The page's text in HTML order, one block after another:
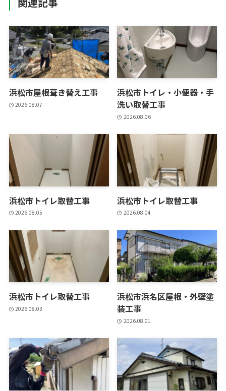
浜松市屋根葺き替え工事
2026.08.07
浜松市トイレ・小便器・手
洗い取替工事
2026.08.06
浜松市トイレ取替工事
2026.08.05
浜松市トイレ取替工事
2026.08.04
浜松市トイレ取替工事
2026.08.03
浜松市浜名区屋根・外壁塗
装工事
2026.08.01